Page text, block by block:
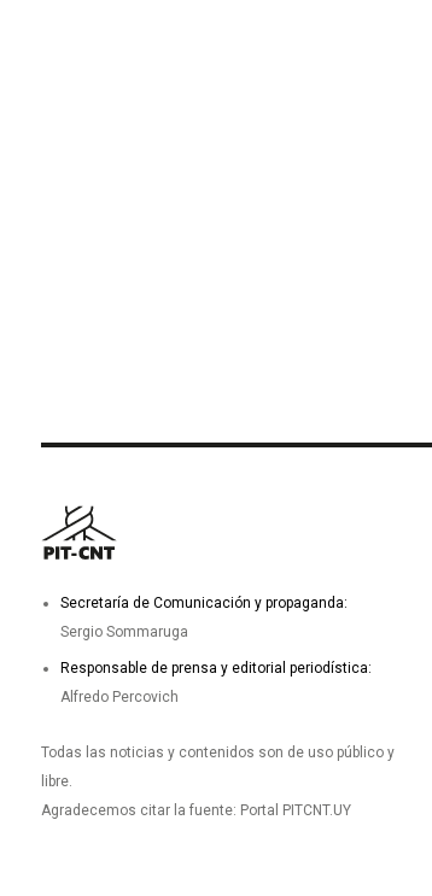
Secretaría de Comunicación y propaganda:
Sergio Sommaruga
Responsable de prensa y editorial periodística:
Alfredo Percovich
Todas las noticias y contenidos son de uso público y
libre.
Agradecemos citar la fuente: Portal PITCNT.UY